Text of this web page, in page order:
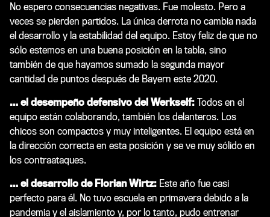
No espero consecuencias negativas. Fue molesto. Pero a
veces se pierden partidos. La única derrota no cambia nada
el desarrollo y la estabilidad del equipo. Estoy feliz de que no
sólo estemos en una buena posición en la tabla, sino
también de que hayamos sumado la segunda mayor
cantidad de puntos después de Bayern este 2020.
… el desempeño defensivo del Werkself: Todos en el
equipo están colaborando, también los delanteros. Los
chicos son compactos y muy inteligentes. El equipo está en
la dirección correcta en esta posición y se ve muy sólido en
los contraataques.
… el desarrollo de Florian Wirtz: Este año fue casi
perfecto para él. No tuvo escuela en primavera debido a la
pandemia y el aislamiento y, por lo tanto, pudo entrenar